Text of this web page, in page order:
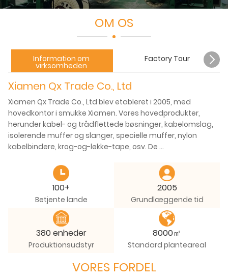
OM OS
Information om
virksomheden
Factory Tour
Xiamen Qx Trade Co., Ltd
Xiamen Qx Trade Co., Ltd blev etableret i 2005, med
hovedkontor i smukke Xiamen. Vores hovedprodukter,
herunder kabel- og trådflettede bøsninger, kabelomslag,
isolerende muffer og slanger, specielle muffer, nylon
kabelbindere, krog-og-løkke-tape, osv. De
UL, CSA, Halogenfri og REACH. Produktanvendelse:
forbrugerelektronik, indendørs ledninger, biler, elteknik,
højhastighedstog.
Vi har selvforsørgende import- og eksportlicens,
certificeret ISO 9001:2015 og har kontraktordrer fra
nationale og internationale markeder til vores overlegne
kvalitet og konkurrencedygtige pris.
100+
Betjente lande
2005
Grundlæggende tid
380 enheder
Produktionsudstyr
8000㎡
Standard planteareal
VORES FORDEL